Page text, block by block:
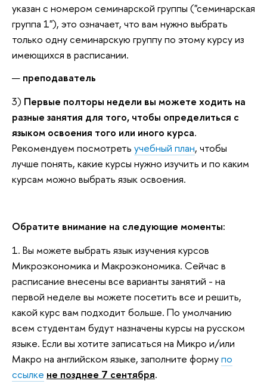
указан с номером семинарской группы ("семинарская
группа 1"), это означает, что вам нужно выбрать
только одну семинарскую группу по этому курсу из
имеющихся в расписании.
преподаватель
3) Первые полторы недели вы можете ходить на
разные занятия для того, чтобы определиться с
языком освоения того или иного курса.
Рекомендуем посмотреть учебный план, чтобы
лучше понять, какие курсы нужно изучить и по каким
курсам можно выбрать язык освоения.
Обратите внимание на следующие моменты:
1. Вы можете выбрать язык изучения курсов
Микроэкономика и Макроэкономика. Сейчас в
расписание внесены все варианты занятий - на
первой неделе вы можете посетить все и решить,
какой курс вам подходит больше. По умолчанию
всем студентам будут назначены курсы на русском
языке. Если вы хотите записаться на Микро и/или
Макро на английском языке, заполните формупо
ссылке не позднее 7 сентября.